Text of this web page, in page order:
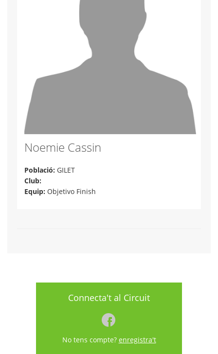
Noemie Cassin
Població: GILET
Club:
Equip: Objetivo Finish
Connecta't al Circuit
No tens compte? enregistra't